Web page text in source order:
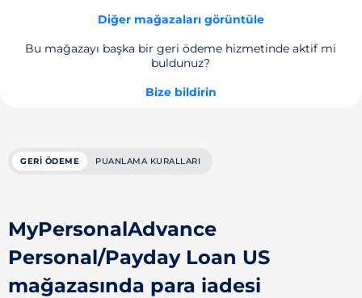
Diğer mağazaları görüntüle
Bu mağazayı başka bir geri ödeme hizmetinde aktif mi
buldunuz?
Bize bildirin
GERI ÖDEME PUANLAMA KURALLARI
MyPersonalAdvance
Personal/Payday Loan US
mağazasında para iadesi